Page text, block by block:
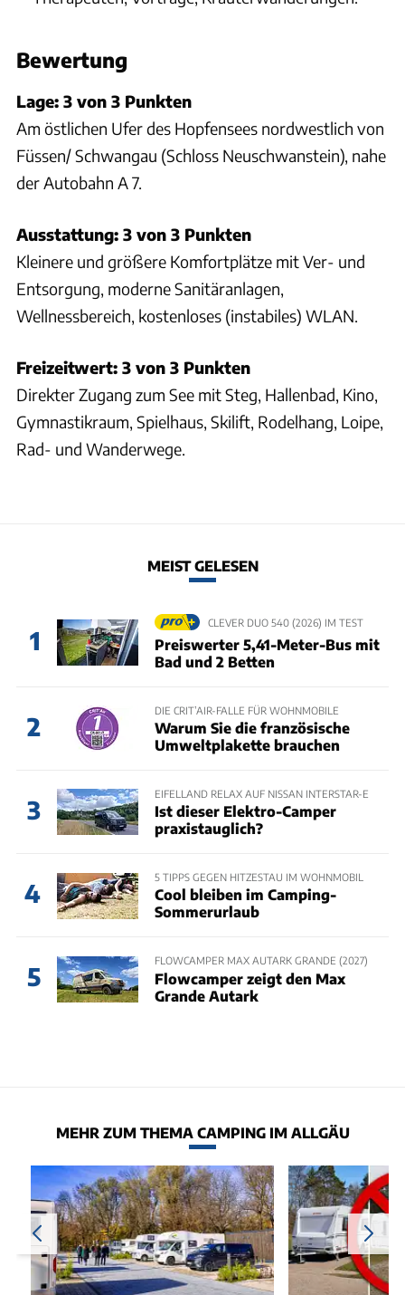
Bewertung
Lage: 3 von 3 Punkten
Am östlichen Ufer des Hopfensees nordwestlich von
Füssen/ Schwangau (Schloss Neuschwanstein), nahe
der Autobahn A 7.
Ausstattung: 3 von 3 Punkten
Kleinere und größere Komfortplätze mit Ver- und
Entsorgung, moderne Sanitäranlagen,
Wellnessbereich, kostenloses (instabiles) WLAN.
Freizeitwert: 3 von 3 Punkten
Direkter Zugang zum See mit Steg, Hallenbad, Kino,
Gymnastikraum, Spielhaus, Skilift, Rodelhang, Loipe,
Rad- und Wanderwege.
MEIST GELESEN
1
CLEVER DUO 540 (2026) IM TEST
Preiswerter 5,41-Meter-Bus mit
Bad und 2 Betten
2
DIE CRIT’AIR-FALLE FÜR WOHNMOBILE
Warum Sie die französische
Umweltplakette brauchen
3
EIFELLAND RELAX AUF NISSAN INTERSTAR-E
Ist dieser Elektro-Camper
praxistauglich?
4
5 TIPPS GEGEN HITZESTAU IM WOHNMOBIL
Cool bleiben im Camping-
Sommerurlaub
5
FLOWCAMPER MAX AUTARK GRANDE (2027)
Flowcamper zeigt den Max
Grande Autark
MEHR ZUM THEMA CAMPING IM ALLGÄU